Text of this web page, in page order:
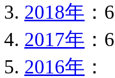
2018年
2017年
2016年 ：